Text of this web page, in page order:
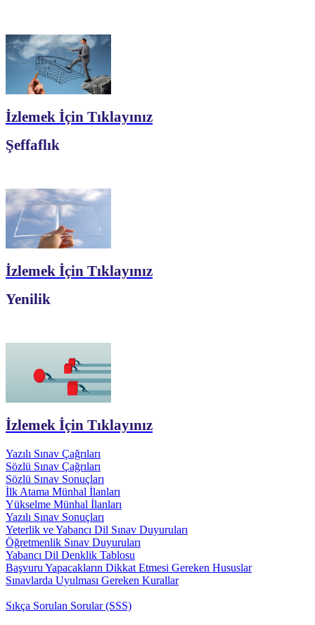
İzlemek İçin Tıklayınız
Şeffaflık
İzlemek İçin Tıklayınız
Yenilik
İzlemek İçin Tıklayınız
Yazılı Sınav Çağrıları
Sözlü Sınav Çağrıları
Sözlü Sınav Sonuçları
İlk Atama Münhal İlanları
Yükselme Münhal İlanları
Yazılı Sınav Sonuçları
Yeterlik ve Yabancı Dil Sınav Duyuruları
Öğretmenlik Sınav Duyuruları
Yabancı Dil Denklik Tablosu
Başvuru Yapacakların Dikkat Etmesi Gereken Hususlar
Sınavlarda Uyulması Gereken Kurallar
Sıkça Sorulan Sorular (SSS)